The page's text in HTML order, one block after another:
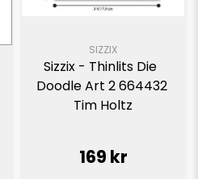
SIZZIX
Sizzix - Thinlits Die
Doodle Art 2 664432
Tim Holtz
169 kr